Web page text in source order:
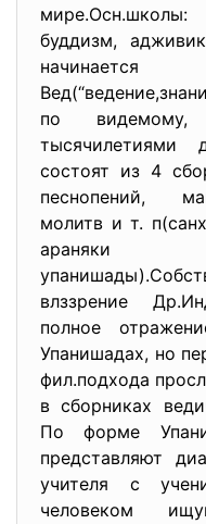
буддизм,
по
состоят из 4
песнопений,
молитв и т.
влззрение
полное
Упанишадах, но
фил.подхода
в сборниках
По форме
представляют
учителя с
человеком